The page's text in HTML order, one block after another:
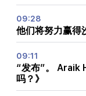
09:28
他们将努力赢得
09:11
“发布”。 Araik
吗？》